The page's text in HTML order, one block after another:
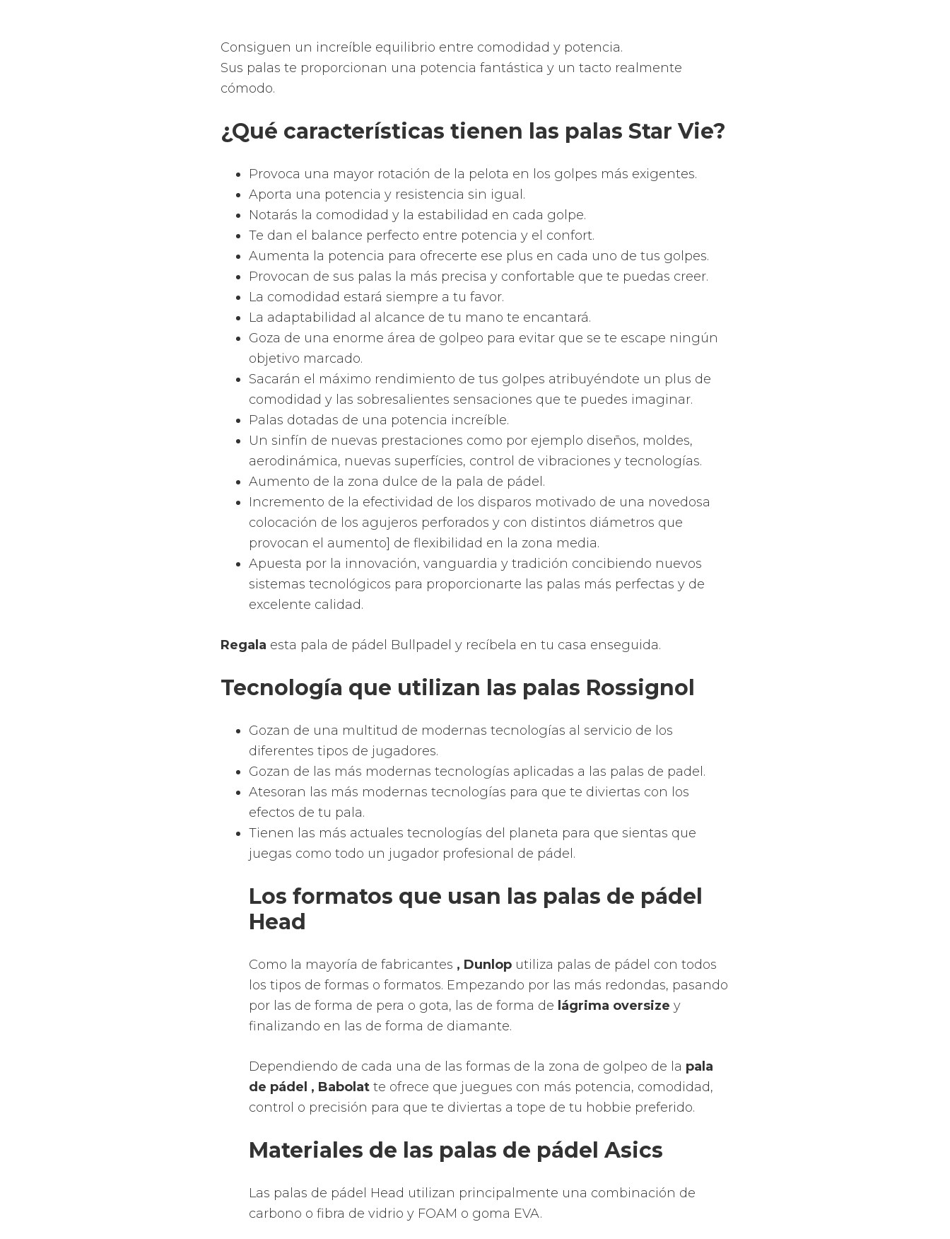
Consiguen un increíble equilibrio entre comodidad y potencia.
Sus palas te proporcionan una potencia fantástica y un tacto realmente
cómodo.
¿Qué características tienen las palas Star Vie?
Provoca una mayor rotación de la pelota en los golpes más exigentes.
Aporta una potencia y resistencia sin igual.
Notarás la comodidad y la estabilidad en cada golpe.
Te dan el balance perfecto entre potencia y el confort.
Aumenta la potencia para ofrecerte ese plus en cada uno de tus golpes.
Provocan de sus palas la más precisa y confortable que te puedas creer.
La comodidad estará siempre a tu favor.
La adaptabilidad al alcance de tu mano te encantará.
Goza de una enorme área de golpeo para evitar que se te escape ningún
objetivo marcado.
Sacarán el máximo rendimiento de tus golpes atribuyéndote un plus de
comodidad y las sobresalientes sensaciones que te puedes imaginar.
Palas dotadas de una potencia increíble.
Un sinfín de nuevas prestaciones como por ejemplo diseños, moldes,
aerodinámica, nuevas superfícies, control de vibraciones y tecnologías.
Aumento de la zona dulce de la pala de pádel.
Incremento de la efectividad de los disparos motivado de una novedosa
colocación de los agujeros perforados y con distintos diámetros que
provocan el aumento] de flexibilidad en la zona media.
Apuesta por la innovación, vanguardia y tradición concibiendo nuevos
sistemas tecnológicos para proporcionarte las palas más perfectas y de
excelente calidad.
Regala esta pala de pádel Bullpadel y recíbela en tu casa enseguida.
Tecnología que utilizan las palas Rossignol
Gozan de una multitud de modernas tecnologías al servicio de los
diferentes tipos de jugadores.
Gozan de las más modernas tecnologías aplicadas a las palas de padel.
Atesoran las más modernas tecnologías para que te diviertas con los
efectos de tu pala.
Tienen las más actuales tecnologías del planeta para que sientas que
juegas como todo un jugador profesional de pádel.
Los formatos que usan las palas de pádel
Head
Como la mayoría de fabricantes , Dunlop utiliza palas de pádel con todos
los tipos de formas o formatos. Empezando por las más redondas, pasando
por las de forma de pera o gota, las de forma de lágrima oversize y
finalizando en las de forma de diamante.
Dependiendo de cada una de las formas de la zona de golpeo de la pala
de pádel , Babolat te ofrece que juegues con más potencia, comodidad,
control o precisión para que te diviertas a tope de tu hobbie preferido.
Materiales de las palas de pádel Asics
Las palas de pádel Head utilizan principalmente una combinación de
carbono o fibra de vidrio y FOAM o goma EVA.